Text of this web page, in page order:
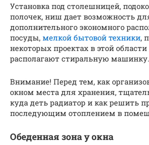
Установка под столешницей,
полочек, ниш дает возможность
дополнительного экономного
посуды, мелкой бытовой техники,
некоторых проектах в этой
располагают стиральную машинку.
Внимание! Перед тем, как
окном места для хранения,
куда деть радиатор и как решить
последующим отоплением в
Обеденная зона у окна